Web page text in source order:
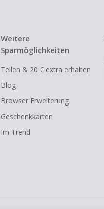
Weitere
Sparmöglichkeiten
Teilen & 20 € extra erhalten
Blog
Browser Erweiterung
Geschenkkarten
Im Trend